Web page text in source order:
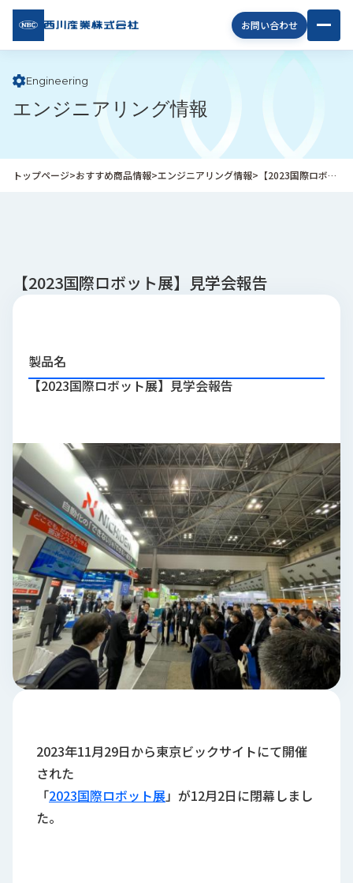
お問い合わせ
西川
産業
企
報
り
組
品
情
注
事
例
取
扱
メ
ー
カ
ー
お
知
ら
せ/
Engineering
エンジニアリング情報
トップページ>おすすめ商品情報>エンジニアリング情報> 【2023国際ロボット展】見学会報告
【2023国際ロボット展】見学会報告
製品名
【2023国際ロボット展】見学会報告
2023年11月29日から東京ビックサイトにて開催
された
「2023国際ロボット展」が12月2日に閉幕しまし
た。